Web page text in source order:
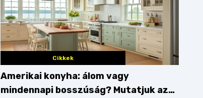
Cikkek
Amerikai konyha: álom vagy
mindennapi bosszúság? Mutatjuk az